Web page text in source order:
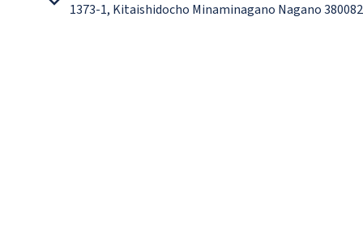
1373-1, Kitaishidocho Minaminagano Nagano